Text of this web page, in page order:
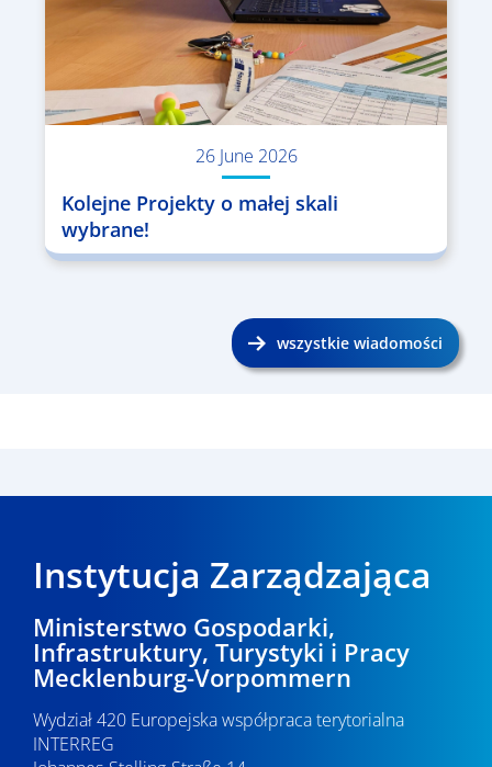
26 June 2026
Kolejne Projekty o małej skali
wybrane!
wszystkie wiadomości
Instytucja Zarządzająca
Ministerstwo Gospodarki,
Infrastruktury, Turystyki i Pracy
Mecklenburg-Vorpommern
Wydział 420 Europejska współpraca terytorialna
INTERREG